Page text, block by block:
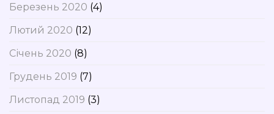
Березень 2020 (4)
Лютий 2020 (12)
Січень 2020 (8)
Грудень 2019 (7)
Листопад 2019 (3)